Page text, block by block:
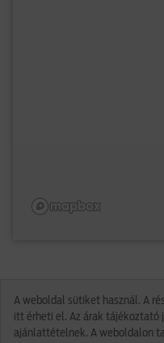
A weboldal sütiket használ. A
itt érheti el. Az árak tájékoztató
ajánlattételnek. A weboldalon